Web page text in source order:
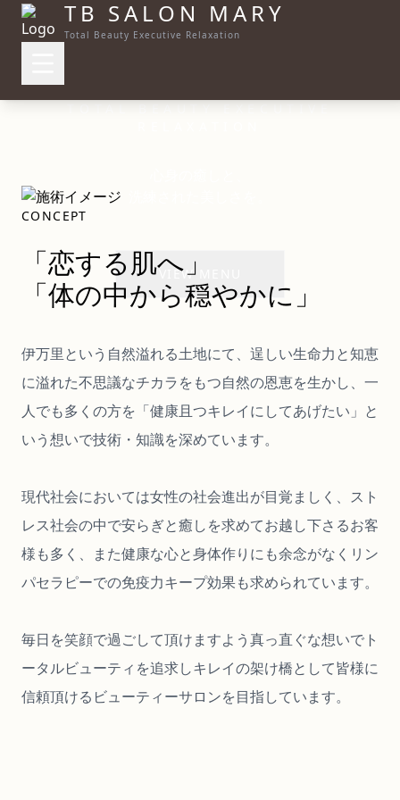
TB SALON MARY
Total Beauty Executive Relaxation
TOTAL BEAUTY EXECUTIVE
VIEW MENU
CONCEPT
「恋する肌へ」
「体の中から穏やかに」
伊万里という自然溢れる土地にて、逞しい生命力と知恵
に溢れた不思議なチカラをもつ自然の恩恵を生かし、一
人でも多くの方を「健康且つキレイにしてあげたい」と
いう想いで技術・知識を深めています。
現代社会においては女性の社会進出が目覚ましく、スト
レス社会の中で安らぎと癒しを求めてお越し下さるお客
様も多く、また健康な心と身体作りにも余念がなくリン
パセラピーでの免疫力キープ効果も求められています。
毎日を笑顔で過ごして頂けますよう真っ直ぐな想いでト
ータルビューティを追求しキレイの架け橋として皆様に
信頼頂けるビューティーサロンを目指しています。